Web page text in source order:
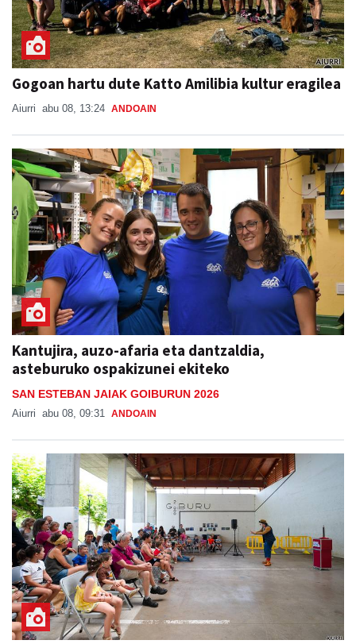
Gogoan hartu dute Katto Amilibia kultur eragilea
Aiurri abu 08, 13:24 ANDOAIN
Kantujira, auzo-afaria eta dantzaldia,
asteburuko ospakizunei ekiteko
SAN ESTEBAN JAIAK GOIBURUN 2026
Aiurri abu 08, 09:31 ANDOAIN